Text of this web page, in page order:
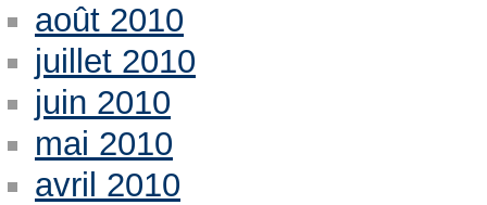
août 2010
juillet 2010
juin 2010
mai 2010
avril 2010